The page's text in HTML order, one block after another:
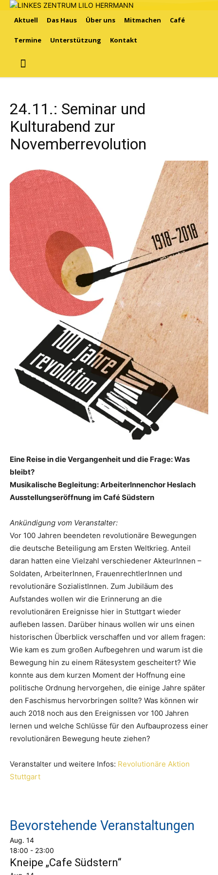
Aktuell Das Haus Über uns Mitmachen Café
Termine Unterstützung Kontakt
24.11.: Seminar und
Kulturabend zur
Novemberrevolution
Eine Reise in die Vergangenheit und die Frage: Was
bleibt?
Musikalische Begleitung: ArbeiterInnenchor Heslach
Ausstellungseröffnung im Café Südstern
Ankündigung vom Veranstalter:
Vor 100 Jahren beendeten revolutionäre Bewegungen
die deutsche Beteiligung am Ersten Weltkrieg. Anteil
daran hatten eine Vielzahl verschiedener AkteurInnen –
Soldaten, ArbeiterInnen, FrauenrechtlerInnen und
revolutionäre SozialistInnen. Zum Jubiläum des
Aufstandes wollen wir die Erinnerung an die
revolutionären Ereignisse hier in Stuttgart wieder
aufleben lassen. Darüber hinaus wollen wir uns einen
historischen Überblick verschaffen und vor allem fragen:
Wie kam es zum großen Aufbegehren und warum ist die
Bewegung hin zu einem Rätesystem gescheitert? Wie
konnte aus dem kurzen Moment der Hoffnung eine
politische Ordnung hervorgehen, die einige Jahre später
den Faschismus hervorbringen sollte? Was können wir
auch 2018 noch aus den Ereignissen vor 100 Jahren
lernen und welche Schlüsse für den Aufbauprozess einer
revolutionären Bewegung heute ziehen?
Veranstalter und weitere Infos: Revolutionäre Aktion
Stuttgart
Bevorstehende Veranstaltungen
Aug. 14
18:00 - 23:00
Kneipe „Cafe Südstern“